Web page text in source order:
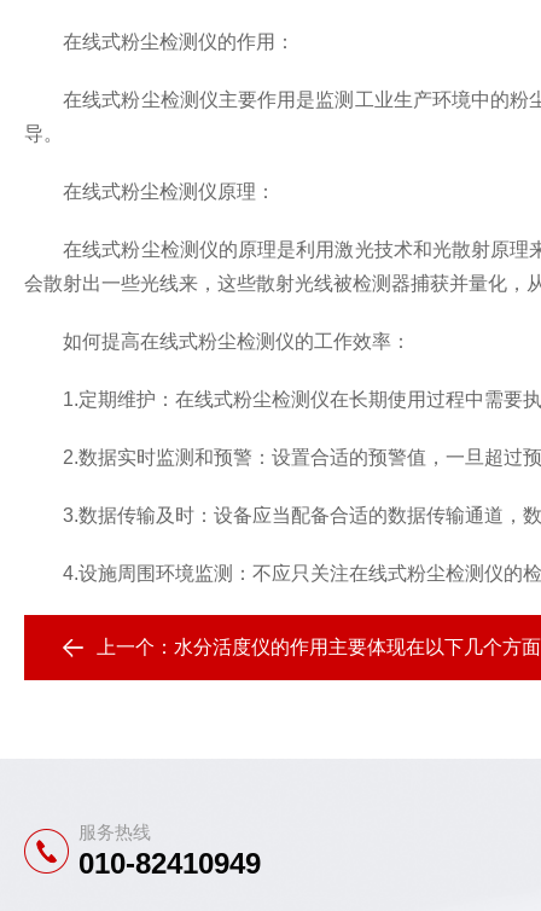
在线式粉尘检测仪的作用：
在线式粉尘检测仪主要作用是监测工业生产环境中的粉
导。
在线式粉尘检测仪原理：
在线式粉尘检测仪的原理是利用激光技术和光散射原理
会散射出一些光线来，这些散射光线被检测器捕获并量化，
如何提高在线式粉尘检测仪的工作效率：
1.定期维护：在线式粉尘检测仪在长期使用过程中需要执
2.数据实时监测和预警：设置合适的预警值，一旦超过预
3.数据传输及时：设备应当配备合适的数据传输通道，
4.设施周围环境监测：不应只关注在线式粉尘检测仪的检
上一个： 水分活度仪的作用主要体现在以下几个方面
服务热线
010-82410949